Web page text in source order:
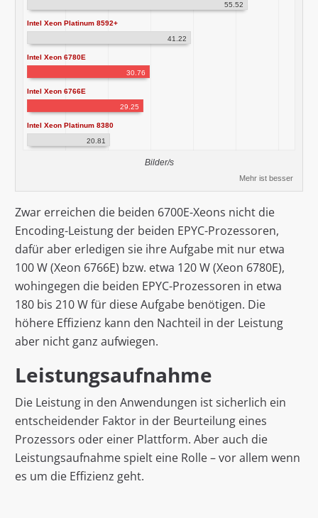
55.52
Intel Xeon Platinum 8592+
41.22
Intel Xeon 6780E
30.76
Intel Xeon 6766E
29.25
Intel Xeon Platinum 8380
20.81
Bilder/s
Mehr ist besser
Zwar erreichen die beiden 6700E-Xeons nicht die
Encoding-Leistung der beiden EPYC-Prozessoren,
dafür aber erledigen sie ihre Aufgabe mit nur etwa
100 W (Xeon 6766E) bzw. etwa 120 W (Xeon 6780E),
wohingegen die beiden EPYC-Prozessoren in etwa
180 bis 210 W für diese Aufgabe benötigen. Die
höhere Effizienz kann den Nachteil in der Leistung
aber nicht ganz aufwiegen.
Leistungsaufnahme
Die Leistung in den Anwendungen ist sicherlich ein
entscheidender Faktor in der Beurteilung eines
Prozessors oder einer Plattform. Aber auch die
Leistungsaufnahme spielt eine Rolle – vor allem wenn
es um die Effizienz geht.